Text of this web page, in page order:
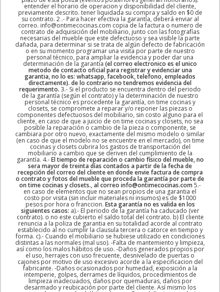
entender el horario de operacion y disponibilidad del cliente,
previamente descrito. tener liquidada su compra y saldo en $0 de
su contrato. 2 .- Para hacer efectiva la garantía, deberá enviar al
correo. info@ontimecocinas.com copia de la factura o numero de
contrato de adquisición del mobiliario, junto con las fotografías
necesarias del mueble que este defectuoso y sea visible la parte
dañada, para determinar si se trata de algún defecto de fabricación
o en su momento programar una visita por parte de nuestro
personal técnico, para ampliar la evidencia y poder dar una
determinación de la garantía (el correo electronico es el unico
metodo de contacto oficial para registrar y evidenciar una
garantia, no lo es: whatsapp, facebook, telefono, empleados
directamente). de lo contrario no tendremos evidencia del
requerimento. 3.- Si el producto se encuentra dentro del periodo
de la garantía (según el contrato) y la determinación de nuestro
personal técnico es procedente la garantía, on time cocinas y
closets, se compromete a reparar y/o reponer las piezas o
componentes defectuosos del mobiliario, sin costo alguno para el
cliente, en caso de que a juicio de on time cocinas y closets, no sea
posible la reparación o cambio de la pieza o componente, se
cambiara por otro nuevo, exactamente del mismo modelo o similar
(en caso de que el modelo no se encuentre en el mercado), on time
cocinas y closets cubrira los gastos de transportación del
mobiliario a cambio que se deriven del cumplimiento de la
garantía. 4.-El tiempo de reparación o cambio físico del mueble, no
sera mayor de treinta días contados a partir de la fecha de
recepción del correo del cliente en donde envie factura de compra
o contrato y fotos del mueble que proceda la garantía por parte de
on time cocinas y closets., al correo info@ontimecocinas.com 5.-
en caso de elementos que no sean propios de una garantia el
costo por visita (sin incluir materiales ni insumos) es de $1000
pesos por hora o franccion. Esta garantía no es valida en los
siguientes casos: a).- El periodo de la garantía ha caducado (ver
contrato). o no este cubierto el saldo total del contrato. b) El cliente
renuncia a la poliza de garantia en su totalidad acorde al contrato
establecido al no cumplir la clausula tercera o catorce en tiempo y
forma. c).- Cuando el mobiliario se hubiese utilizado en condiciones
distintas a las normales (mal uso). -Falta de mantemiento y limpieza,
así como los malos hábitos de uso. -Daños generados propios por
el uso, herrajes con uso frecuente, desnivelado de puertas o
cajones por motivo de uso excesivo acorde a la especificacion del
fabricante. -Daños ocasionados por humedad, exposición a la
intemperie, golpes, derrames de líquidos, procedimientos de
limpieza inadecuados, daños por quemaduras, daños por
desarmado y reubicación por parte del cliente. Así mismo los